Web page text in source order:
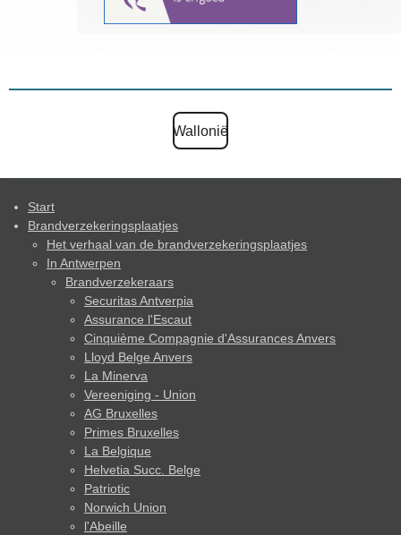
Wallonië
Start
Brandverzekeringsplaatjes
Het verhaal van de brandverzekeringsplaatjes
In Antwerpen
Brandverzekeraars
Securitas Antverpia
Assurance l'Escaut
Cinquième Compagnie d'Assurances Anvers
Lloyd Belge Anvers
La Minerva
Vereeniging - Union
AG Bruxelles
Primes Bruxelles
La Belgique
Helvetia Succ. Belge
Patriotic
Norwich Union
l'Abeille